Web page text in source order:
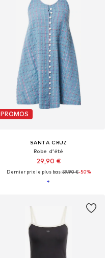
PROMOS
SANTA CRUZ
Robe d’été
29,90 €
Dernier prix le plus bas :59,90 €-50%